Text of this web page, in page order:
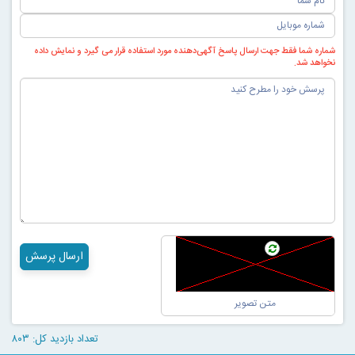
شماره شما فقط جهت ارسال پاسخ آگهی‌دهنده مورد استفاده قرار می گیرد و نمایش داده
نخواهد شد.
ارسال پرسش
تعداد بازدید کل: ۸۰۳